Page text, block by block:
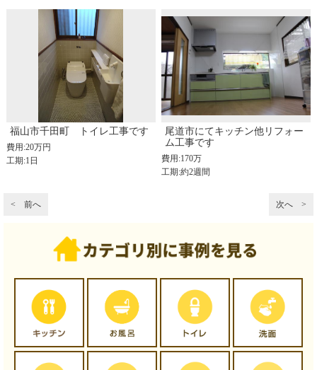
福山市千田町 トイレ工事です
費用:20万円
工期:1日
尾道市にてキッチン他リフォー
ム工事です
費用:170万
工期:約2週間
< 前へ 次へ >